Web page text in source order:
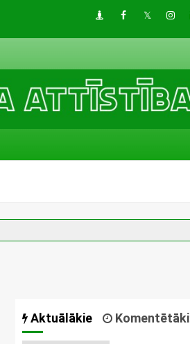
DraugiemFacebook
Twitter
Aktuālākie